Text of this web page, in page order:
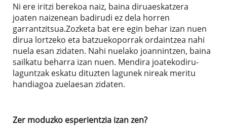
Ni ere iritzi berekoa naiz, baina diruaeskatzera
joaten naizenean badirudi ez dela horren
garrantzitsua.Zozketa bat ere egin behar izan nuen
dirua lortzeko eta batzuekoporrak ordaintzea nahi
nuela esan zidaten. Nahi nuelako joannintzen, baina
sailkatu beharra izan nuen. Mendira joatekodiru-
laguntzak eskatu dituzten lagunek nireak meritu
handiagoa zuelaesan zidaten.
Zer moduzko esperientzia izan zen?